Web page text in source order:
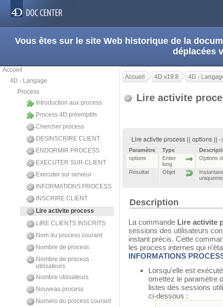
Vous êtes sur le site Web historique de la
déplacées
Accueil
4D - Langage
Process
Introduction aux process
Process 4D préemptifs
Chercher process
DESINSCRIRE CLIENT
ENDORMIR PROCESS
EXECUTER SUR CLIENT
Executer sur serveur
INFORMATIONS PROCESS
INSCRIRE CLIENT
Lire activite process
LIRE CLIENTS INSCRITS
Nom du process courant
Nombre de process
Nombre de process
utilisateurs
Nombre utilisateurs
Nouveau process
Numero du process courant
Accueil 4D v19.8 4D -
Lire activite
Lire activite process {( options )}
Paramètre Type
options
Entier
long
Options
Résultat Objet
Description
La commande Lire activite
sessions des utilisateurs
instant précis. Cette
les process internes qui
INFORMATIONS
Lorsqu'elle est
omettez le paramètre
listes des sessions
ci-dessous :